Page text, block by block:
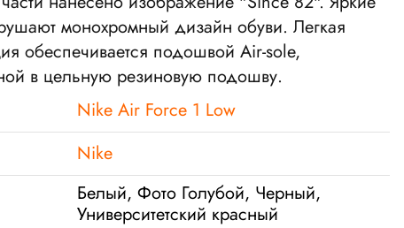
монохромный дизайн обуви. Легкая
обеспечивается подошвой Air-sole,
в цельную резиновую подошву.
Nike Air Force 1 Low
Nike
Белый, Фото Голубой, Черный,
Университетский красный